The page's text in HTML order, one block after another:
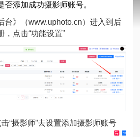
否添加成功摄影师账号。
台》（www.uphoto.cn）进入到后
，点击“功能设置”
“摄影师”去设置添加摄影师账号